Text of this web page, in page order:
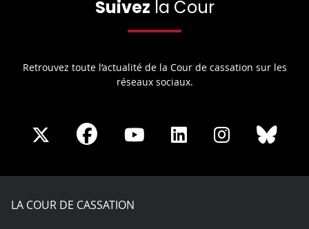
Suivez la Cour
Retrouvez toute l’actualité de la Cour de cassation sur les
réseaux sociaux.
Share
X
Share
Facebook
Share
Youtube
Share
LinkedIn
Share
Instagram
LA COUR DE CASSATION